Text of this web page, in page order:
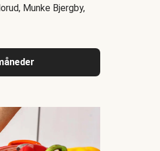
Munke Bjergby,